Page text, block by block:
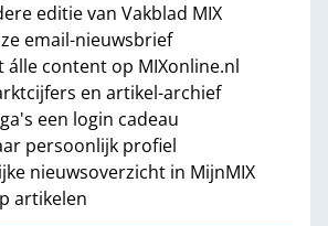
editie van Vakblad MIX
email-nieuwsbrief
álle content op MIXonline.nl
en artikel-archief
een login cadeau
persoonlijk profiel
nieuwsoverzicht in MijnMIX
artikelen